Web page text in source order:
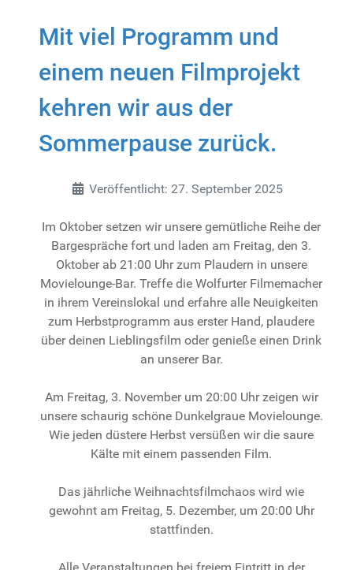
Mit viel Programm und
einem neuen Filmprojekt
kehren wir aus der
Sommerpause zurück.
Details Veröffentlicht: 27. September 2025
Im Oktober setzen wir unsere gemütliche Reihe der
Bargespräche fort und laden am Freitag, den 3.
Oktober ab 21:00 Uhr zum Plaudern in unsere
Movielounge-Bar. Treffe die Wolfurter Filmemacher
in ihrem Vereinslokal und erfahre alle Neuigkeiten
zum Herbstprogramm aus erster Hand, plaudere
über deinen Lieblingsfilm oder genieße einen Drink
an unserer Bar.
Am Freitag, 3. November um 20:00 Uhr zeigen wir
unsere schaurig schöne Dunkelgraue Movielounge.
Wie jeden düstere Herbst versüßen wir die saure
Kälte mit einem passenden Film.
Das jährliche Weihnachtsfilmchaos wird wie
gewohnt am Freitag, 5. Dezember, um 20:00 Uhr
stattfinden.